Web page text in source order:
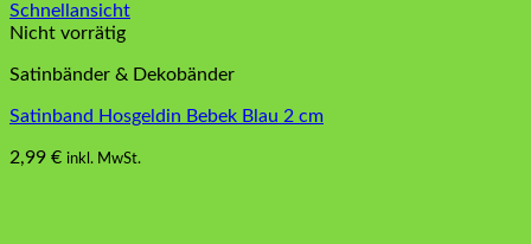
Schnellansicht
Nicht vorrätig
Satinbänder & Dekobänder
Satinband Hosgeldin Bebek Blau 2 cm
2,99 € inkl. MwSt.